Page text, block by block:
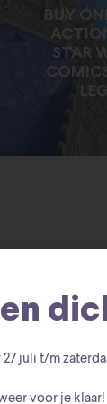
BUY
STAR
27 juli t/m
voor je klaar!